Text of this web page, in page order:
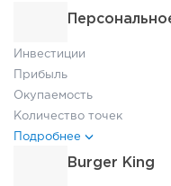
Инвестиции
Прибыль
Окупаемость
Количество точек
Подробнее
Burger King